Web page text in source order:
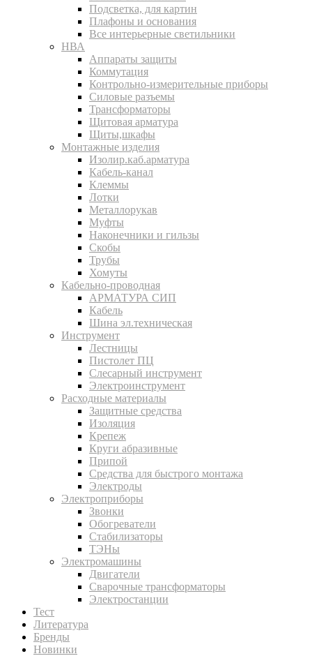
Подсветка, для картин
Плафоны и основания
Все интерьерные светильники
НВА
Аппараты защиты
Коммутация
Контрольно-измерительные приборы
Силовые разъемы
Трансформаторы
Щитовая арматура
Щиты,шкафы
Монтажные изделия
Изолир.каб.арматура
Кабель-канал
Клеммы
Лотки
Металлорукав
Муфты
Наконечники и гильзы
Скобы
Трубы
Хомуты
Кабельно-проводная
АРМАТУРА СИП
Кабель
Шина эл.техническая
Инструмент
Лестницы
Пистолет ПЦ
Слесарный инструмент
Электроинструмент
Расходные материалы
Защитные средства
Изоляция
Крепеж
Круги абразивные
Припой
Средства для быстрого монтажа
Электроды
Электроприборы
Звонки
Обогреватели
Стабилизаторы
ТЭНы
Электромашины
Двигатели
Сварочные трансформаторы
Электростанции
Тест
Литература
Бренды
Новинки